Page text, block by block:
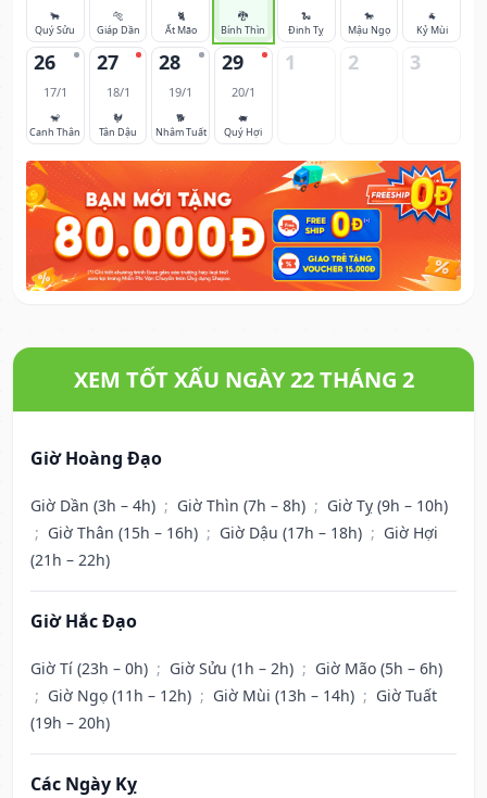
🐂
Quý Sửu
🐅
Giáp Dần
🐈
Ất Mão
🐉
Bính Thìn
🐍
Đinh Tỵ
🐎
Mậu Ngọ
🐐
Kỷ Mùi
26
17/1
🐒
Canh Thân
27
18/1
🐓
Tân Dậu
28
19/1
🐕
Nhâm Tuất
29
20/1
🐖
Quý Hợi
1 2 3
XEM TỐT XẤU NGÀY 22 THÁNG 2
Giờ Hoàng Đạo
Giờ Dần (3h – 4h) ; Giờ Thìn (7h – 8h) ; Giờ Tỵ (9h – 10h)
; Giờ Thân (15h – 16h) ; Giờ Dậu (17h – 18h) ; Giờ Hợi
(21h – 22h)
Giờ Hắc Đạo
Giờ Tí (23h – 0h) ; Giờ Sửu (1h – 2h) ; Giờ Mão (5h – 6h)
; Giờ Ngọ (11h – 12h) ; Giờ Mùi (13h – 14h) ; Giờ Tuất
(19h – 20h)
Các Ngày Kỵ